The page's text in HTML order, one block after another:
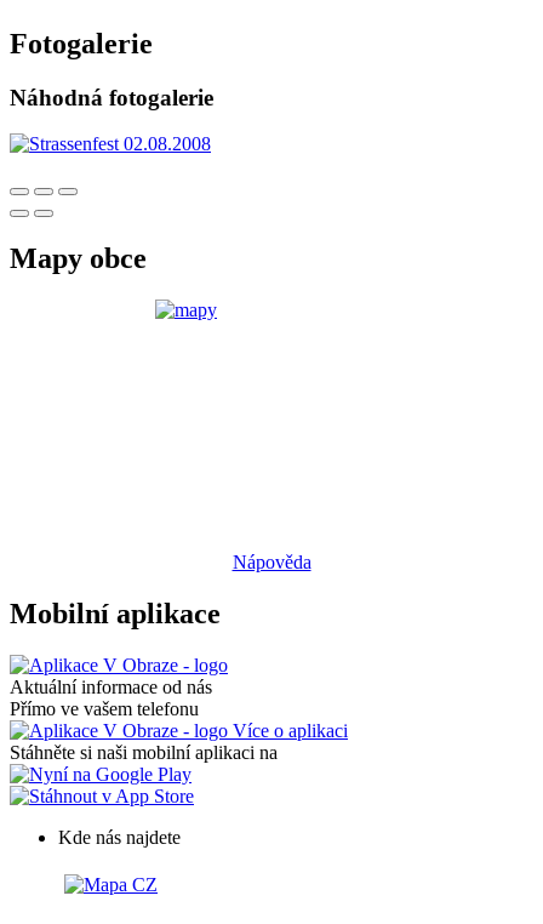
Fotogalerie
Náhodná fotogalerie
Mapy obce
Nápověda
Mobilní aplikace
Aktuální informace od nás
Přímo ve vašem telefonu
Více o aplikaci
Stáhněte si naši mobilní aplikaci na
Kde nás najdete